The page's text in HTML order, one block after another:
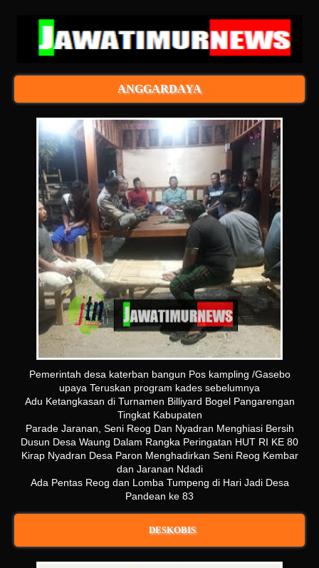
ANGGARDAYA
Pemerintah desa katerban bangun Pos kampling /Gasebo
upaya Teruskan program kades sebelumnya
Adu Ketangkasan di Turnamen Billiyard Bogel Pangarengan
Tingkat Kabupaten
Parade Jaranan, Seni Reog Dan Nyadran Menghiasi Bersih
Dusun Desa Waung Dalam Rangka Peringatan HUT RI KE 80
Kirap Nyadran Desa Paron Menghadirkan Seni Reog Kembar
dan Jaranan Ndadi
Ada Pentas Reog dan Lomba Tumpeng di Hari Jadi Desa
Pandean ke 83
DESKOBIS